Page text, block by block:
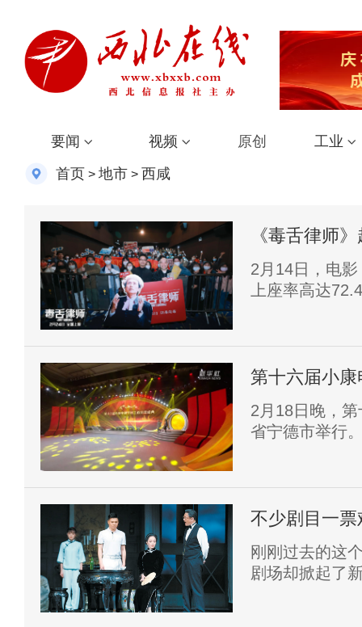
要闻 视频 原创 工业
首页 > 地市 > 西咸
《毒舌律师
正气
2月14日，电
上座率高达
东省及全国21
第十六届小
2月18日晚，
省宁德市举行
不少剧目一
刚刚过去的这
剧场却掀起了